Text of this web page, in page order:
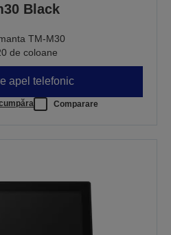
Black
TM-M30
de coloane
apel telefonic
Comparare